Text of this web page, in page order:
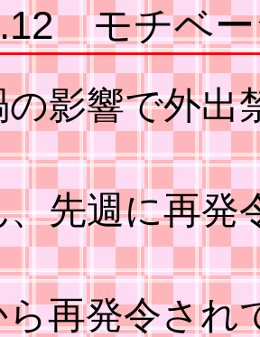
モチベー
影響で外出
先週に再発
再発令され